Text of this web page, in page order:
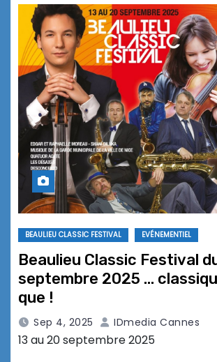
BEAULIEU CLASSIC FESTIVAL EVÉNEMENTIEL
Beaulieu Classic Festival
septembre 2025 …
que !
Sep 4, 2025 IDmedia Cannes
13 au 20 septembre 2025